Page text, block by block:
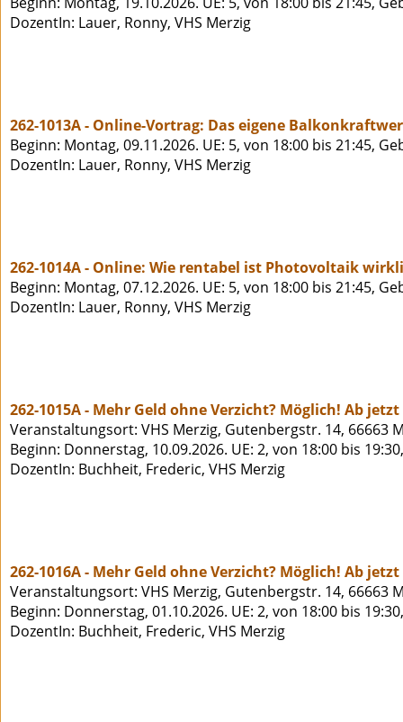
DozentIn: Lauer, Ronny, VHS Merzig
262-1013A - Online-Vortrag: Das eigene
Beginn: Montag, 09.11.2026. UE: 5, von 18:00 bis 21:45,
DozentIn: Lauer, Ronny, VHS Merzig
262-1014A - Online: Wie rentabel ist Photovoltaik
Beginn: Montag, 07.12.2026. UE: 5, von 18:00 bis 21:45,
DozentIn: Lauer, Ronny, VHS Merzig
262-1015A - Mehr Geld ohne Verzicht? Möglich! Ab
Veranstaltungsort: VHS Merzig, Gutenbergstr. 14, 66663
Beginn: Donnerstag, 10.09.2026. UE: 2, von 18:00 bis
DozentIn: Buchheit, Frederic, VHS Merzig
262-1016A - Mehr Geld ohne Verzicht? Möglich! Ab
Veranstaltungsort: VHS Merzig, Gutenbergstr. 14, 66663
Beginn: Donnerstag, 01.10.2026. UE: 2, von 18:00 bis
DozentIn: Buchheit, Frederic, VHS Merzig